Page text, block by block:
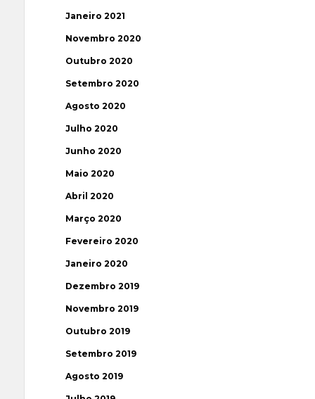
Janeiro 2021
Novembro 2020
Outubro 2020
Setembro 2020
Agosto 2020
Julho 2020
Junho 2020
Maio 2020
Abril 2020
Março 2020
Fevereiro 2020
Janeiro 2020
Dezembro 2019
Novembro 2019
Outubro 2019
Setembro 2019
Agosto 2019